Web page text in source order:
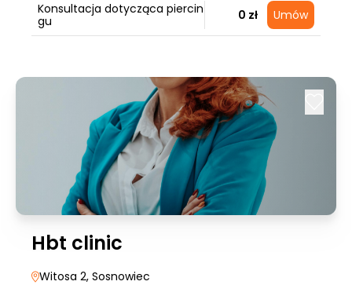
Konsultacja dotycząca piercin
gu
0 zł Umów
Hbt clinic
Witosa 2, Sosnowiec